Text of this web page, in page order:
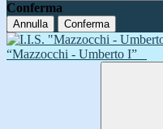
Conferma
Annulla Conferma
“Mazzocchi - Umberto I”